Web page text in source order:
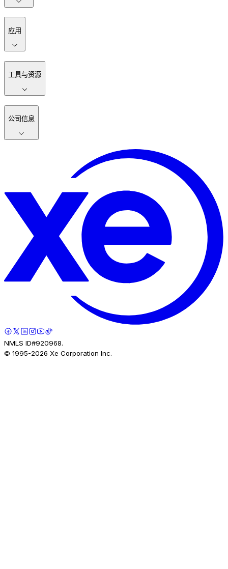
应用
工具与资源
公司信息
NMLS ID#920968.
© 1995-2026 Xe Corporation Inc.